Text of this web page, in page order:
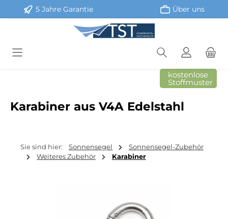
Zum Hauptinhalt springen
5 Jahre Garantie Über uns
kostenlose
Stoffmuster
Karabiner aus V4A Edelstahl
Sie sind hier: Sonnensegel
Sonnensegel-Zubehör
Weiteres Zubehör
Karabiner